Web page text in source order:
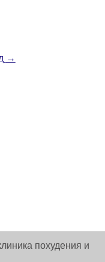
→
похудения и